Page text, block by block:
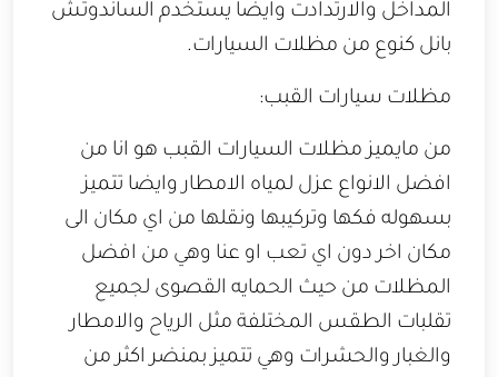
المداخل والارتدادت وايضا يستخدم الساندوتش
بانل كنوع من مظلات السيارات.
مظلات سيارات القبب:
من مايميز مظلات السيارات القبب هو انا من
افضل الانواع عزل لمياه الامطار وايضا تتميز
بسهوله فكها وتركيبها ونقلها من اي مكان الى
مكان اخر دون اي تعب او عنا وهي من افضل
المظلات من حيث الحمايه القصوى لجميع
تقلبات الطقس المختلفة مثل الرياح والامطار
والغبار والحشرات وهي تتميز بمنضر اكثر من